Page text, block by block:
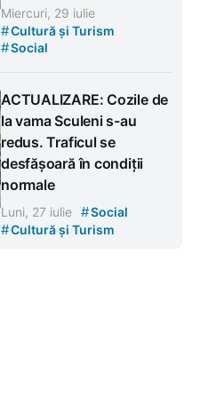
Miercuri, 29 iulie
#Cultură și Turism
#Social
ACTUALIZARE: Cozile de
la vama Sculeni s-au
redus. Traficul se
desfășoară în condiții
normale
Luni, 27 iulie #Social
#Cultură și Turism